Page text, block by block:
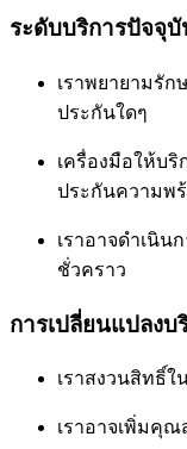
ระดับบริการปัจจุ
เราพยายามรั
ประกันใดๆ
เครื่องมือให้บ
ประกันความพ
เราอาจดำเนิน
ชั่วคราว
การเปลี่ยนแปลงบ
เราสงวนสิทธิ์ใ
เราอาจเพิ่มคุ